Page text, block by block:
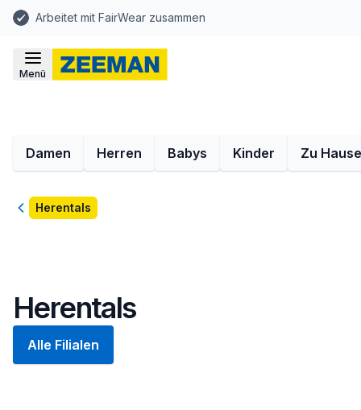
Arbeitet mit FairWear zusammen
Menü
Damen Herren Babys Kinder Zu Hause
ZurückHerentals
Herentals
Alle Filialen